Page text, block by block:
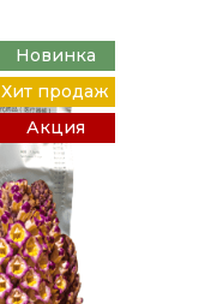
Новинка
Хит продаж
Акция